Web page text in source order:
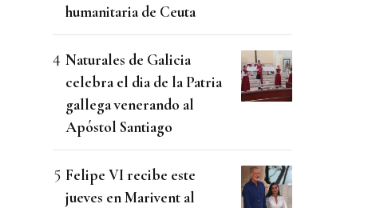
humanitaria de Ceuta
Naturales de Galicia
celebra el dia de la Patria
gallega venerando al
Apóstol Santiago
Felipe VI recibe este
jueves en Marivent al